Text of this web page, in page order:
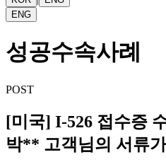
ENG
성공수속사례
POST
[미국] I-526 접수증
박** 고객님의 서류